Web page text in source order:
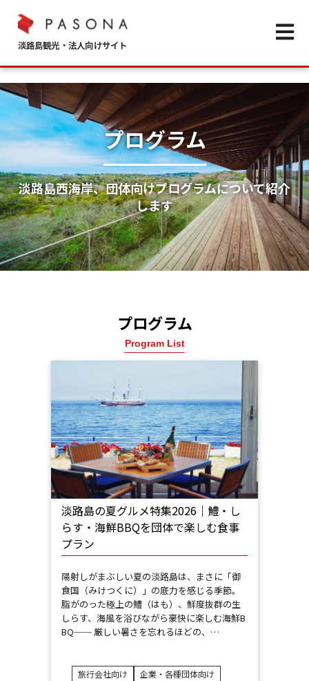
Open
プログラム
淡路島西海岸、団体向けプログラムについて紹介
します
プログラム
Program List
淡路島の夏グルメ特集2026｜鱧・し
らす・海鮮BBQを団体で楽しむ食事
プラン
陽射しがまぶしい夏の淡路島は、まさに「御
食国（みけつくに）」の底力を感じる季節。
脂がのった極上の鱧（はも）、鮮度抜群の生
しらす、海風を浴びながら豪快に楽しむ海鮮B
BQ── 厳しい暑さを忘れるほどの、…
旅行会社向け
企業・各種団体向け